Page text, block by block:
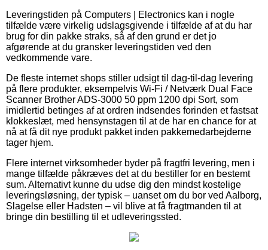
Leveringstiden på Computers | Electronics kan i nogle
tilfælde være virkelig udslagsgivende i tilfælde af at du har
brug for din pakke straks, så af den grund er det jo
afgørende at du gransker leveringstiden ved den
vedkommende vare.
De fleste internet shops stiller udsigt til dag-til-dag levering
på flere produkter, eksempelvis Wi-Fi / Netværk Dual Face
Scanner Brother ADS-3000 50 ppm 1200 dpi Sort, som
imidlertid betinges af at ordren indsendes forinden et fastsat
klokkeslæt, med hensynstagen til at de har en chance for at
nå at få dit nye produkt pakket inden pakkemedarbejderne
tager hjem.
Flere internet virksomheder byder på fragtfri levering, men i
mange tilfælde påkræves det at du bestiller for en bestemt
sum. Alternativt kunne du udse dig den mindst kostelige
leveringsløsning, der typisk – uanset om du bor ved Aalborg,
Slagelse eller Hadsten – vil blive at få fragtmanden til at
bringe din bestilling til et udleveringssted.